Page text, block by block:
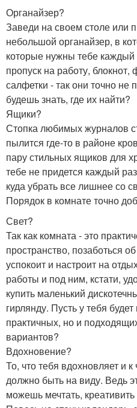
Органайзер?
Заведи на своем столе или
небольшой органайзер, в
которые нужны тебе каждый
пропуск на работу,
салфетки - так они точно не
будешь знать, где их найти?
Ящики?
Стопка любимых журналов
пылится где-то в районе
пару стильных ящиков для
тебе не придется каждый
куда убрать все лишнее со
Порядок в комнате точно
Свет?
Так как комната - это
пространство, позаботься
успокоит и настроит на
работы и под ним, кстати,
купить маленький
гирлянду. Пусть у тебя
практичных, но и
вариантов?
Вдохновение?
То, что тебя вдохновляет и
должно быть на виду. Ведь
можешь мечтать,